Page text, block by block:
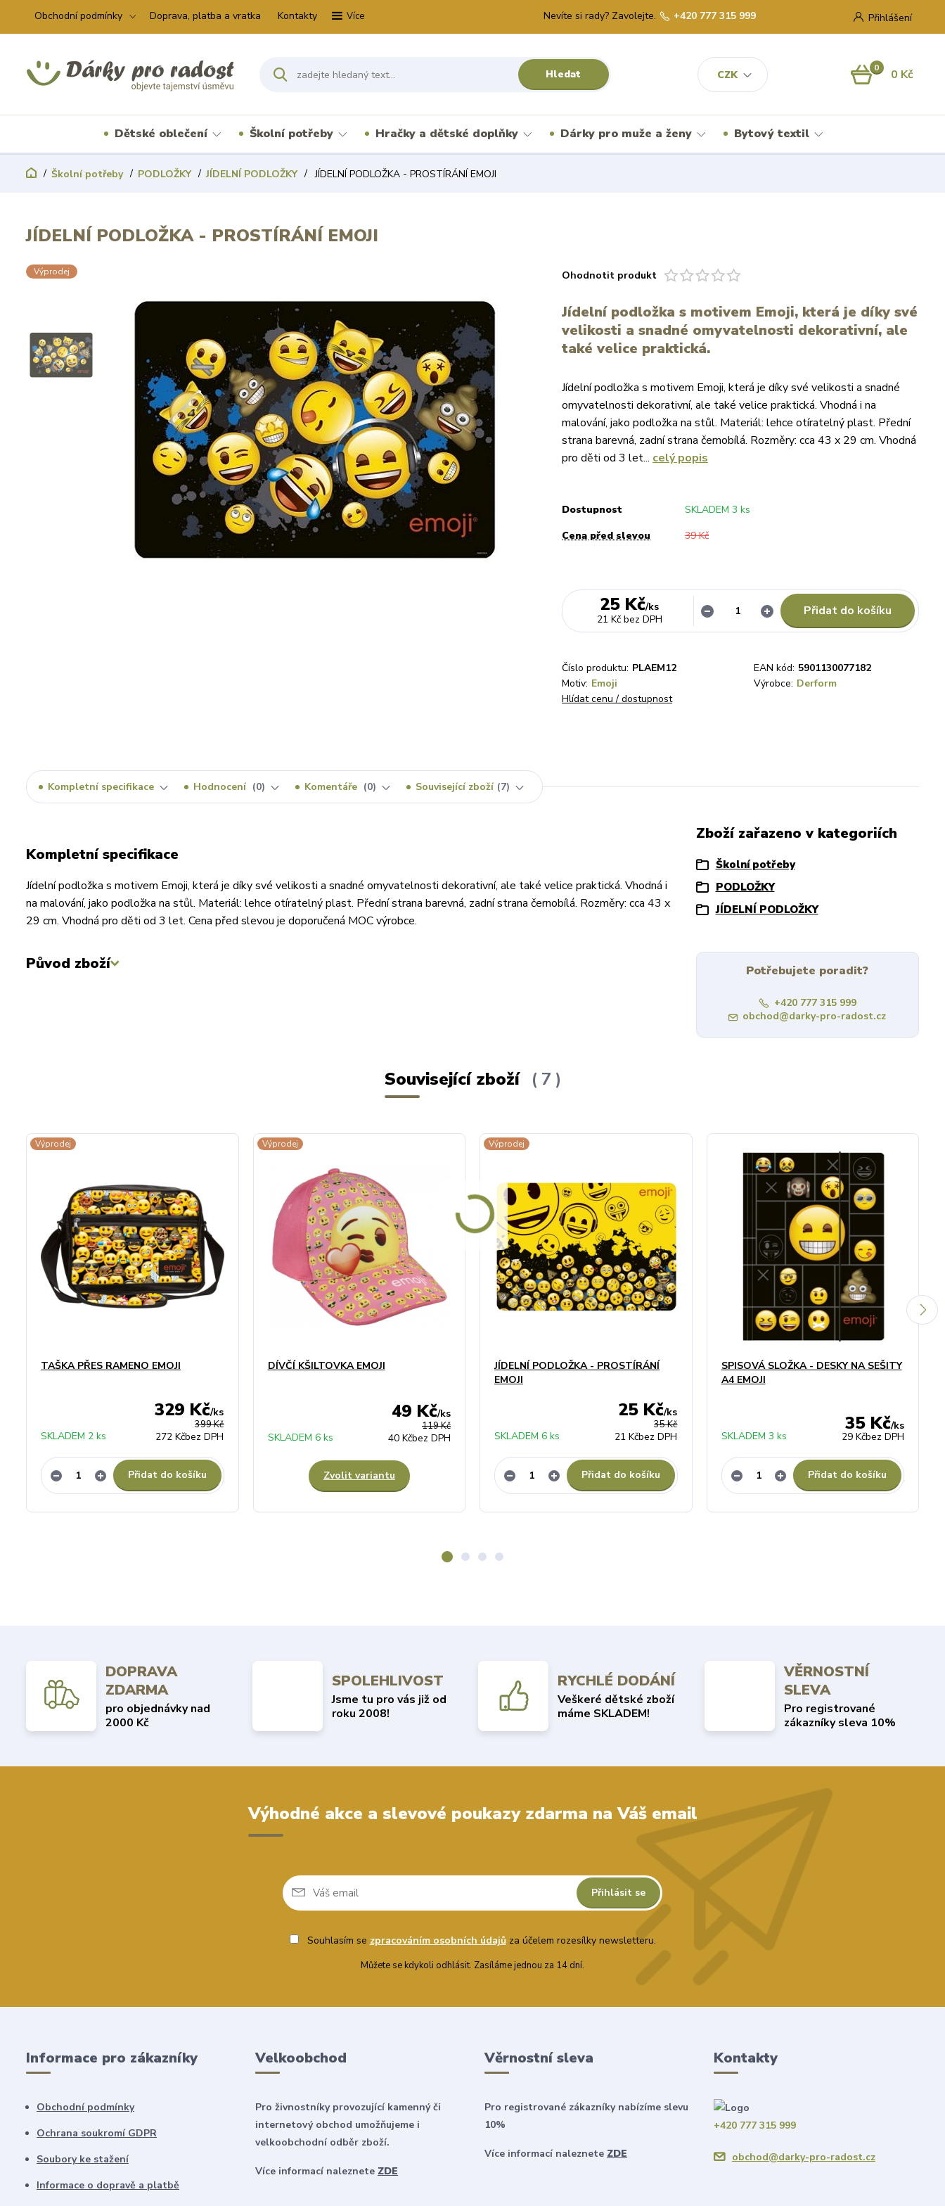
Obchodní podmínky Doprava, platba a vratka Kontakty Více
CZK
Přihlášení
Hledat
Nevíte si rady? Zavolejte. +420 777 315 999
0 0 Kč
Dětské oblečení Školní potřeby Hračky a dětské doplňky Dárky pro muže a ženy Bytový textil
Školní potřeby PODLOŽKY JÍDELNÍ PODLOŽKY JÍDELNÍ PODLOŽKA - PROSTÍRÁNÍ EMOJI
JÍDELNÍ PODLOŽKA - PROSTÍRÁNÍ EMOJI
Výprodej Ohodnotit produkt
Jídelní podložka s motivem Emoji, která je díky své
velikosti a snadné omyvatelnosti dekorativní, ale
také velice praktická.
Jídelní podložka s motivem Emoji, která je díky své velikosti a snadné
omyvatelnosti dekorativní, ale také velice praktická. Vhodná i na
malování, jako podložka na stůl. Materiál: lehce otíratelný plast. Přední
strana barevná, zadní strana černobílá. Rozměry: cca 43 x 29 cm. Vhodná
pro děti od 3 let... celý popis
Dostupnost
SKLADEM 3 ks
Cena před slevou
39 Kč
25 Kč/ks
21 Kč bez DPH
Přidat do košíku
Číslo produktu: PLAEM12 EAN kód: 5901130077182
Motiv: Emoji Výrobce: Derform
Hlídat cenu / dostupnost
Kompletní specifikace Hodnocení 0 Komentáře 0 Související zboží 7
Kompletní specifikace
Jídelní podložka s motivem Emoji, která je díky své velikosti a snadné omyvatelnosti dekorativní, ale také velice praktická. Vhodná i
na malování, jako podložka na stůl. Materiál: lehce otíratelný plast. Přední strana barevná, zadní strana černobílá. Rozměry: cca 43 x
29 cm. Vhodná pro děti od 3 let. Cena před slevou je doporučená MOC výrobce.
Původ zboží
Zboží zařazeno v kategoriích
Školní potřeby
PODLOŽKY
JÍDELNÍ PODLOŽKY
Potřebujete poradit?
+420 777 315 999
obchod@darky-pro-radost.cz
Související zboží 7
Výprodej
TAŠKA PŘES RAMENO EMOJI
399 Kč
329 Kč/ks
272 Kčbez DPH
SKLADEM 2 ks
Přidat do košíku
Výprodej
DÍVČÍ KŠILTOVKA EMOJI
119 Kč
49 Kč/ks
40 Kčbez DPH
SKLADEM 6 ks
Zvolit variantu
Výprodej
JÍDELNÍ PODLOŽKA - PROSTÍRÁNÍ
EMOJI
35 Kč
25 Kč/ks
21 Kčbez DPH
SKLADEM 6 ks
Přidat do košíku
SPISOVÁ SLOŽKA - DESKY NA SEŠITY
A4 EMOJI
35 Kč/ks
29 Kčbez DPH
SKLADEM 3 ks
Přidat do košíku
DOPRAVA
ZDARMA
pro objednávky nad
2000 Kč
SPOLEHLIVOST
Jsme tu pro vás již od
roku 2008!
RYCHLÉ DODÁNÍ
Veškeré dětské zboží
máme SKLADEM!
VĚRNOSTNÍ
SLEVA
Pro registrované
zákazníky sleva 10%
Výhodné akce a slevové poukazy zdarma na Váš email
Přihlásit se
Souhlasím se zpracováním osobních údajůza účelem rozesílky newsletteru.
Můžete se kdykoli odhlásit. Zasíláme jednou za 14 dní.
Informace pro zákazníky
Obchodní podmínky
Ochrana soukromí GDPR
Soubory ke stažení
Informace o dopravě a platbě
Velkoobchod
Pro živnostníky provozující kamenný či
internetový obchod umožňujeme i
velkoobchodní odběr zboží.
Více informací naleznete ZDE
Věrnostní sleva
Pro registrované zákazníky nabízíme slevu
10%
Více informací naleznete ZDE
Kontakty
+420 777 315 999
obchod@darky-pro-radost.cz